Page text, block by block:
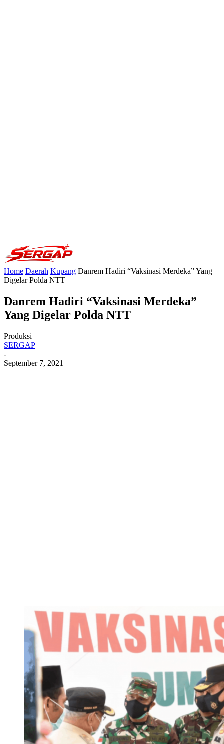
Home Daerah Kupang Danrem Hadiri “Vaksinasi Merdeka” Yang
Digelar Polda NTT
Danrem Hadiri “Vaksinasi Merdeka”
Yang Digelar Polda NTT
Produksi
SERGAP
-
September 7, 2021